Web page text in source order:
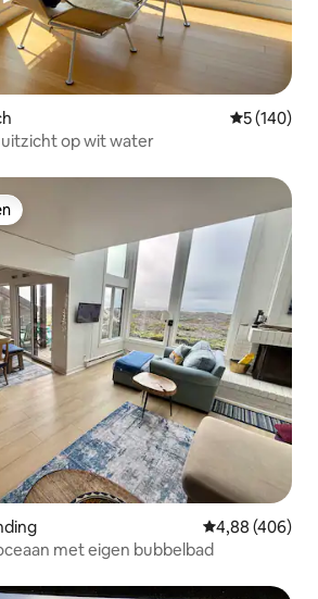
5 (140)
op wit water
Gemiddelde
4,88 (406)
met eigen bubbelbad